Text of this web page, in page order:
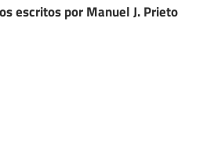
escritos por Manuel J. Prieto